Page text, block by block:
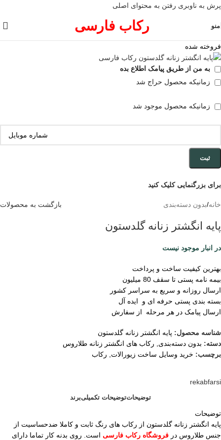
پرش به ناوبری رفتن به محتوای اصلی
منو رکاب فارسی
فروخته شده
به من از طریق پیامک اطلاع بده
زمانیکه محصول حراج شد
زمانیکه محصول موجود شد
ثبت
برای بزرگنمایی کلیک کنید
خانه/بدون دسته‌بندی بازگشت به محصولات
پایه انگشتر زنانه گلدستون
در انبار موجود نیست
بهترین کیفیت ساخت و پرداخت
بیمه نامه پستی تا سقف 80 میلیون
ارسال روزانه و سریع به سراسر کشور
بسته بندی پستی حرفه ای و ایده آل
ارسال پیامک در هر مرحله از سفارش
شناسه محصول: پایه انگشتر زنانه گلدستون
دسته: بدون دسته‌بندی, رکاب های انگشتر زنانه طلاروس
برچسب: خرید وسایل ساخت زیورالات, رکاب
rekabfarsi
توضیحاتتوضیحات تکمیلیبرند
توضیحات
پایه انگشتر زنانه گلدستون از رکاب های رنگ ثابت و کاملا ضدحساسیت از
جنس طلاروس در فروشگاه رکاب فارسی است. روی بدنه کار تماما دارای